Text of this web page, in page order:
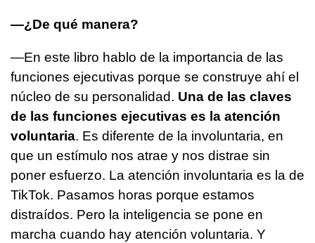
—¿De qué manera?
—En este libro hablo de la importancia de las
funciones ejecutivas porque se construye ahí el
núcleo de su personalidad. Una de las claves
de las funciones ejecutivas es la atención
voluntaria. Es diferente de la involuntaria, en
que un estímulo nos atrae y nos distrae sin
poner esfuerzo. La atención involuntaria es la de
TikTok. Pasamos horas porque estamos
distraídos. Pero la inteligencia se pone en
marcha cuando hay atención voluntaria. Y